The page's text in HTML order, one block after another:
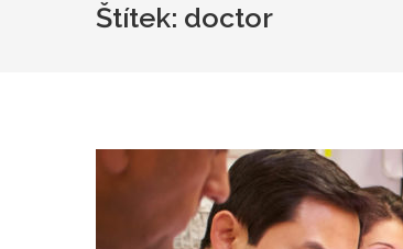
Štítek: doctor